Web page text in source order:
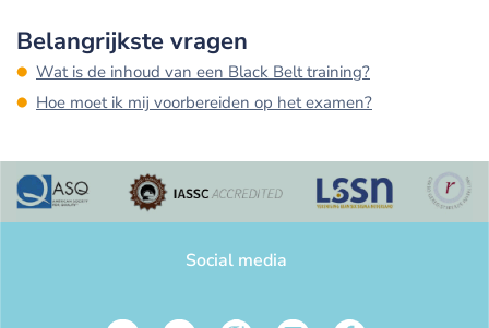
Belangrijkste vragen
Wat is de inhoud van een Black Belt training?
Hoe moet ik mij voorbereiden op het examen?
Social media